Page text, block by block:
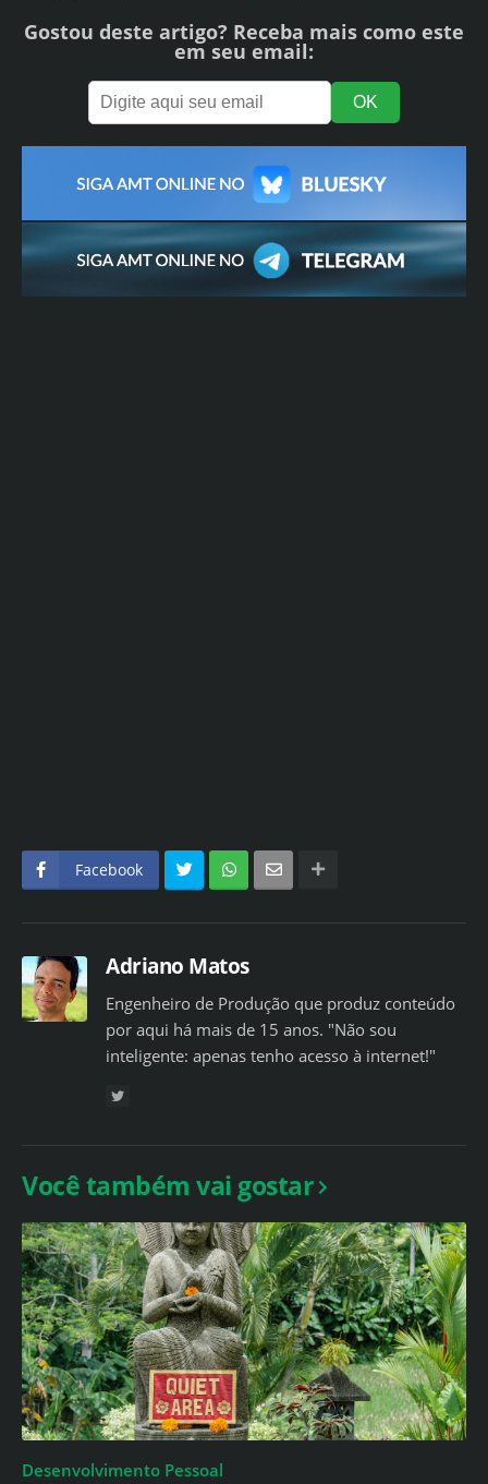
Gostou deste artigo? Receba mais como este
em seu email:
Facebook
Adriano Matos
Engenheiro de Produção que produz conteúdo
por aqui há mais de 15 anos. "Não sou
inteligente: apenas tenho acesso à internet!"
Você também vai gostar
Desenvolvimento Pessoal